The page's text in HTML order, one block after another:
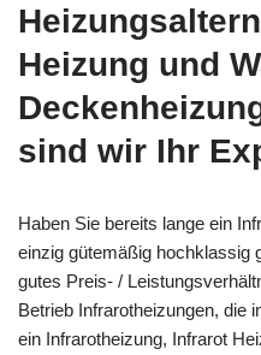
Heizung und
sind wir Ihr
Haben Sie bereits lange ein
einzig gütemäßig hochklassig
gutes Preis- /
Betrieb Infrarotheizungen, die
ein Infrarotheizung, Infrarot